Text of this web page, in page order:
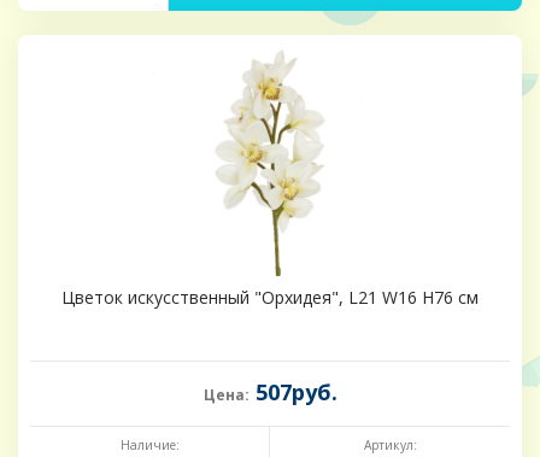
Цветок искусственный "Орхидея", L21 W16 H76 см
Цена: 507руб.
Наличие: Артикул: